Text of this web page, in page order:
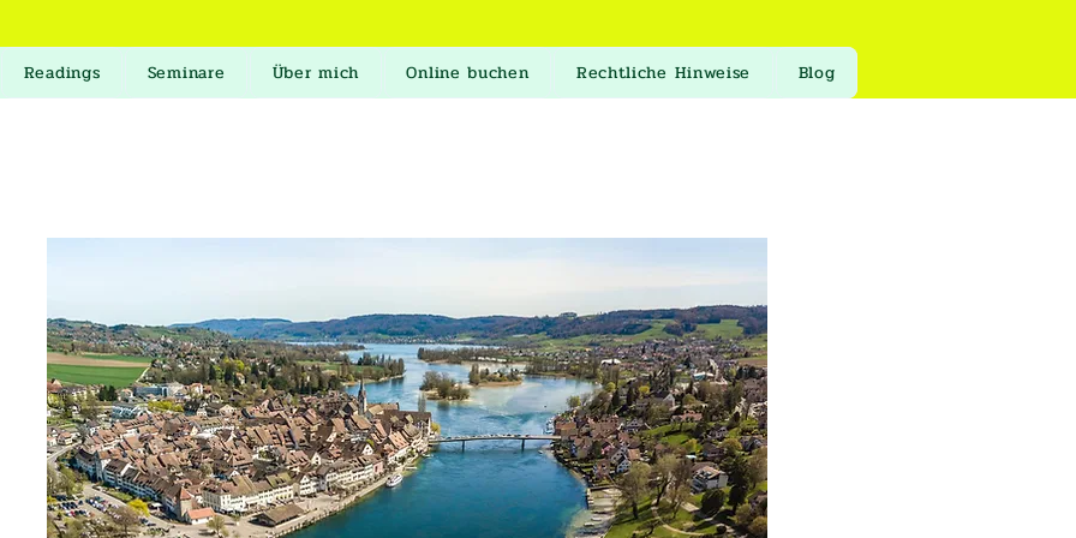
Readings Seminare Über mich Online buchen Rechtliche Hinweise Blog